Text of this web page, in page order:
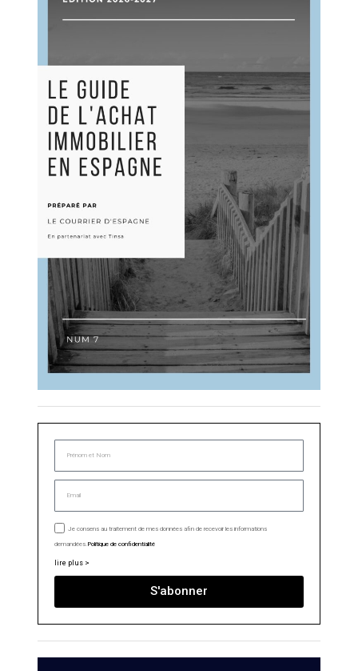
Je consens au traitement de mes données afin de recevoir les informations
demandées. Politique de confidentialité
lire plus >
S'abonner